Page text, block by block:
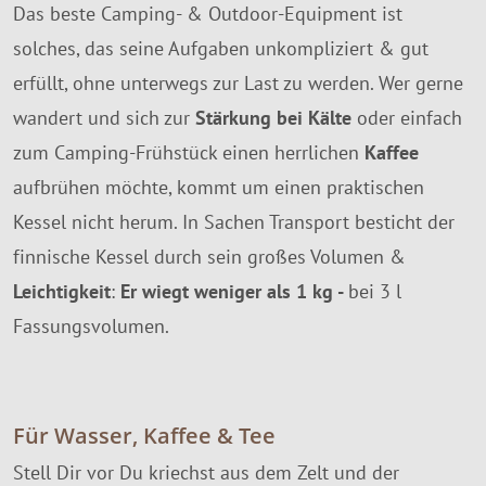
Das beste Camping- & Outdoor-Equipment ist
solches, das seine Aufgaben unkompliziert & gut
erfüllt, ohne unterwegs zur Last zu werden. Wer gerne
wandert und sich zur Stärkung bei Kälte oder einfach
zum Camping-Frühstück einen herrlichen Kaffee
aufbrühen möchte, kommt um einen praktischen
Kessel nicht herum. In Sachen Transport besticht der
finnische Kessel durch sein großes Volumen &
Leichtigkeit: Er wiegt weniger als 1 kg - bei 3 l
Fassungsvolumen.
Für Wasser, Kaffee & Tee
Stell Dir vor Du kriechst aus dem Zelt und der